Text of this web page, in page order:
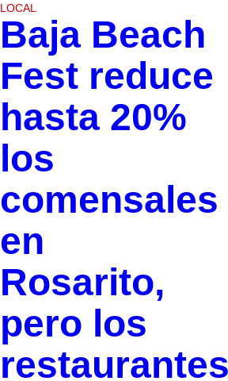
LOCAL
Baja Beach
Fest reduce
hasta 20%
los
comensales
en
Rosarito,
pero los